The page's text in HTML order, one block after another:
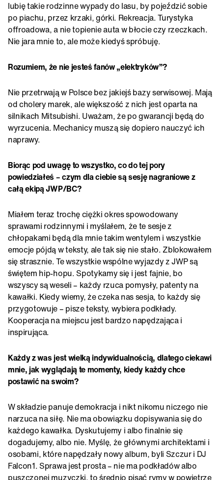
lubię takie rodzinne wypady do lasu, by pojeździć sobie
po piachu, przez krzaki, górki. Rekreacja. Turystyka
offroadowa, a nie topienie auta w błocie czy rzeczkach.
Nie jara mnie to, ale może kiedyś spróbuję.
Rozumiem, że nie jesteś fanów „elektryków”?
Nie przetrwają w Polsce bez jakiejś bazy serwisowej. Mają
od cholery marek, ale większość z nich jest oparta na
silnikach Mitsubishi. Uważam, że po gwarancji będą do
wyrzucenia. Mechanicy muszą się dopiero nauczyć ich
naprawy.
Biorąc pod uwagę to wszystko, co do tej pory
powiedziałeś – czym dla ciebie są sesję nagraniowe z
całą ekipą JWP/BC?
Miałem teraz trochę ciężki okres spowodowany
sprawami rodzinnymi i myślałem, że te sesje z
chłopakami będą dla mnie takim wentylem i wszystkie
emocje pójdą w teksty, ale tak się nie stało. Zblokowałem
się strasznie. Te wszystkie wspólne wyjazdy z JWP są
świętem hip-hopu. Spotykamy się i jest fajnie, bo
wszyscy są weseli – każdy rzuca pomysły, patenty na
kawałki. Kiedy wiemy, że czeka nas sesja, to każdy się
przygotowuje – pisze teksty, wybiera podkłady.
Kooperacja na miejscu jest bardzo napędzająca i
inspirująca.
Każdy z was jest wielką indywidualnością, dlatego ciekawi
mnie, jak wyglądają te momenty, kiedy każdy chce
postawić na swoim?
W składzie panuje demokracja i nikt nikomu niczego nie
narzuca na siłę. Nie ma obowiązku dopisywania się do
każdego kawałka. Dyskutujemy i albo finalnie się
dogadujemy, albo nie. Myślę, że głównymi architektami i
osobami, które napędzały nowy album, byli Szczur i DJ
Falcon1. Sprawa jest prosta – nie ma podkładów albo
puszczonej muzyczki, to średnio pisać rymy w powietrze